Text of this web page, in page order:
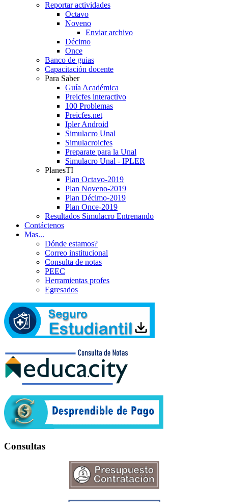
Reportar actividades
Octavo
Noveno
Enviar archivo
Décimo
Once
Banco de guias
Capacitación docente
Para Saber
Guía Académica
Preicfes interactivo
100 Problemas
Preicfes.net
Ipler Android
Simulacro Unal
Simulacroicfes
Preparate para la Unal
Simulacro Unal - IPLER
PlanesTI
Plan Octavo-2019
Plan Noveno-2019
Plan Décimo-2019
Plan Once-2019
Resultados Simulacro Entrenando
Contáctenos
Mas...
Dónde estamos?
Correo institucional
Consulta de notas
PEEC
Herramientas profes
Egresados
Consultas